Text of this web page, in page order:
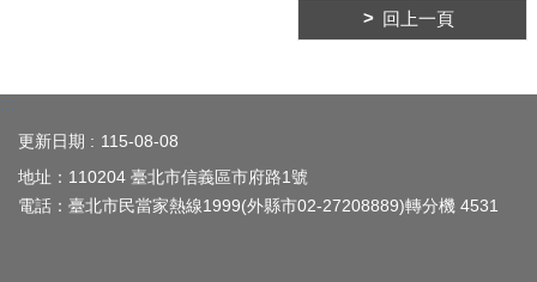
回上一頁
:::
更新日期
115-08-08
地址：110204 臺北市信義區市府路1號
電話：臺北市民當家熱線1999(外縣市02-27208889)轉分機 4531